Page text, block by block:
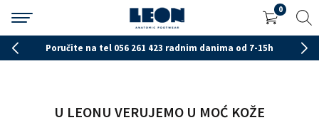
0
Poručite na tel 056 261 423 radnim danima od 7-15h
U LEONU VERUJEMO U MOĆ KOŽE